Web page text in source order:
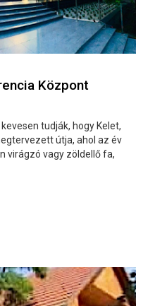
Központ
tudják, hogy Kelet,
útja, ahol az év
virágzó vagy zöldellő fa,